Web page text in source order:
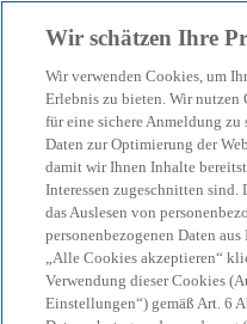
menu search
im Fokus
Wir schätzen Ihre
Wir verwenden Cookies, um
Erlebnis zu bieten. Wir nutzen
für eine sichere Anmeldung zu
Daten zur Optimierung der
damit wir Ihnen Inhalte
Interessen zugeschnitten sind.
das Auslesen von
personenbezogenen Daten
„Alle Cookies akzeptieren“
Verwendung dieser Cookies
Einstellungen“) gemäß Art. 6